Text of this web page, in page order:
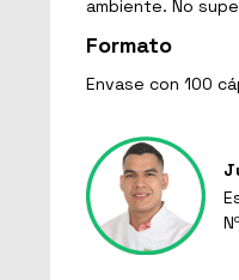
ambiente. No
Formato
Envase con 100